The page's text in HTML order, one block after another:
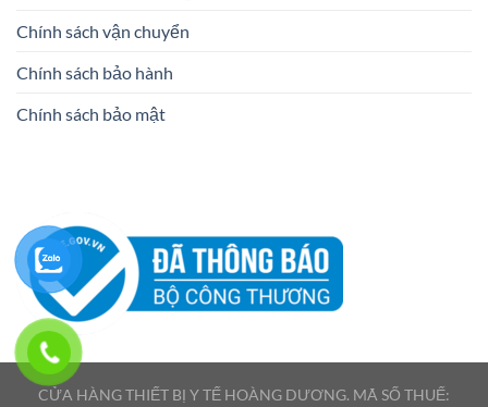
Chính sách vận chuyển
Chính sách bảo hành
Chính sách bảo mật
CỬA HÀNG THIẾT BỊ Y TẾ HOÀNG DƯƠNG. MÃ SỐ THUẾ: